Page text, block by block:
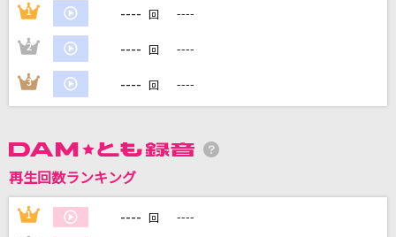
カラオケをもっと楽しもう！
自宅でカラオケ歌い放題！
1 ---- 回 ----
2 ---- 回 ----
3 ---- 回 ----
再生回数ランキング
1 ---- 回 ----